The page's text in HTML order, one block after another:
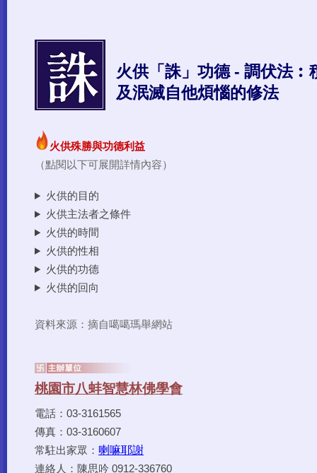
火供殊勝與功德利益
（點閱以下可展開詳情內容）
火供的目的
火供主法者之條件
火供的時間
火供的性相
火供的功德
火供的回向
資料來源：摘自噶噶瑪舉網站
電話：03-3161565
傳真：03-3160607
常駐出家眾： 喇嘛耶謝
連絡人：陳思吟 0912-336760